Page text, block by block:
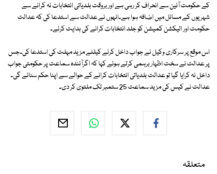
كے حكومت آئین سے انحراف كر رہی ہے اور بروقت بلدیاتی انتخابات نہ كرانے سے
شہریوں كے مسائل میں اضافہ ہوا ہے۔انہوں نے عدالت سے استدعا كی كہ عدالت
حكومت اور الیكشن كمیشن كو جلد انتخابات كرانے كی ہدایت كرئے۔
اس موقع پر سركاری وكیل نے جواب داخل كرنے كیلئے مزید مہلت كی استدعا كی۔جس
پر عدالت نے سخت اظہار برہمی كرتے ہوئے كہا كہ اگرآئندہ سماعت پر حكومتی جواب
داخل نہ كرایا گیا تو عدالت بلدیاتی انتخابات كرانے كے حوالے سے اپنا حكم سنائے گی۔
عدالت نے كیس كی مزید سماعت 25 ستمبر تك ملتوی كر دی۔
متعلقہ